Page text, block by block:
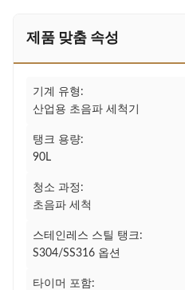
제품 맞춤 속성
기계 유형:
산업용 초음파 세척기
탱크 용량:
90L
청소 과정:
초음파 세척
스테인레스 스틸 탱크:
S304/SS316 옵션
타이머 포함: